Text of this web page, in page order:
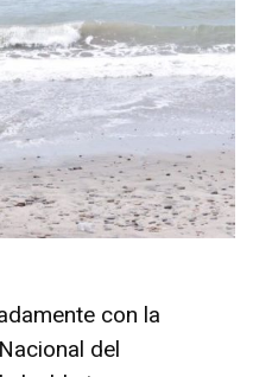
con la
del